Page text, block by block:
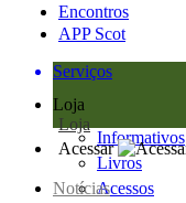
Encontros
APP Scot
Serviços
Loja
Loja
Informativos
Livros
Acessos
Acessar
Notícias